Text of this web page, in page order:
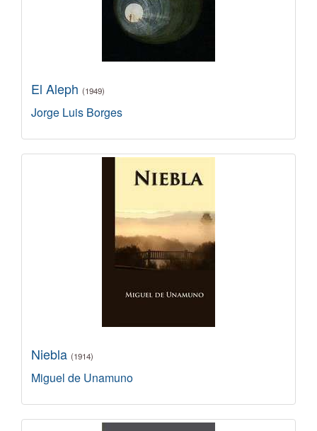
El Aleph (1949)
Jorge Luis Borges
Niebla (1914)
Miguel de Unamuno